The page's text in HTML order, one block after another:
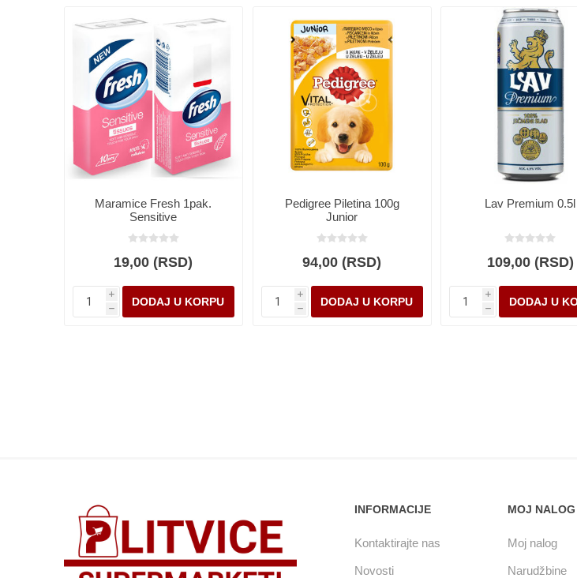
Maramice Fresh 1pak.
Sensitive
19,00 (RSD)
i
h
Pedigree Piletina 100g
Junior
94,00 (RSD)
i
h
Lav Premium 0.5l
109,00 (RSD)
i
h
INFORMACIJE
Kontaktirajte nas
Novosti
MOJ NALOG
Moj nalog
Narudžbine